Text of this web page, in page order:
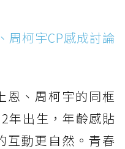
周柯宇CP感成討論
恩、周柯宇的同框
年出生，年齡感貼
互動更自然。青春